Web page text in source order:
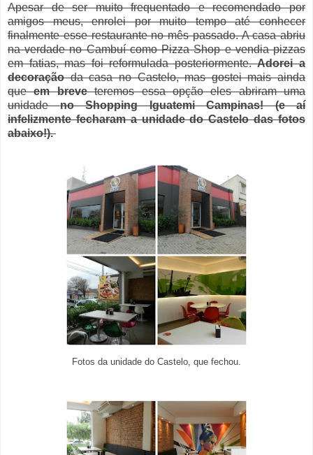
Apesar de ser muito frequentado e recomendado por
amigos meus, enrolei por muito tempo até conhecer
finalmente esse restaurante no mês passado. A casa abriu
na verdade no Cambuí como Pizza Shop e vendia pizzas
em fatias, mas foi reformulada posteriormente.Adorei a
decoraçãoda casa no Castelo, mas gostei mais ainda
queem breveteremos essa opção eles abriram uma
unidadeno Shopping Iguatemi Campinas! (e aí
infelizmente fecharam a unidade do Castelo das fotos
abaixo!).
Fotos da unidade do Castelo, que fechou.